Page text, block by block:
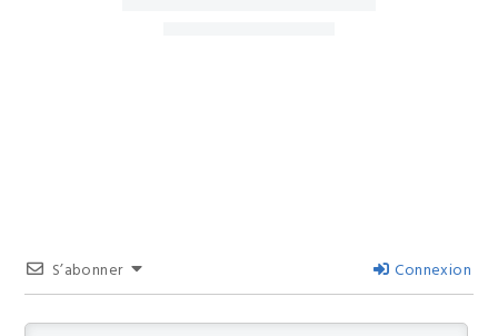
en
Birmanie
S’abonner Connexion